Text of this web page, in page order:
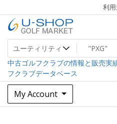
to
content
利
U-SHOP Golf
中古ゴルフクラブ最大級！U-
中古ゴルフクラブの情報と販売実
フクラブデータベース
My Account